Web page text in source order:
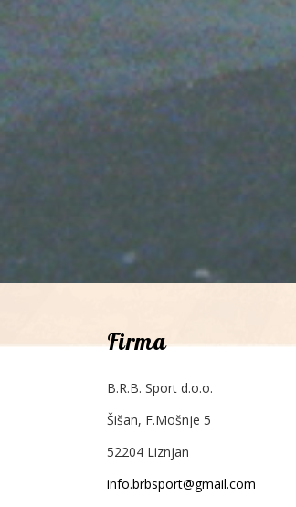
Firma
B.R.B. Sport d.o.o.
Šišan, F.Mošnje 5
52204 Liznjan
info.brbsport@gmail.com